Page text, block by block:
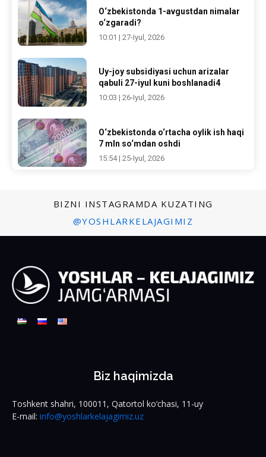
O‘zbekistonda 1-avgustdan nimalar
o‘zgaradi?
10:01 | 27-Iyul, 2026
Uy-joy subsidiyasi uchun arizalar
qabuli 27-iyul kuni boshlanadi4
10:03 | 26-Iyul, 2026
O‘zbekistonda o‘rtacha oylik ish haqi
7 mln so‘mdan oshdi
15:54 | 25-Iyul, 2026
BIZNI INSTAGRAMDA KUZATING
@YOSHLARKELAJAGIMIZ
Biz haqimizda
Toshkent shahri, 100011, Qatortol ko‘chasi, 11-uy
E-mail: info@yoshlarkelajagimiz.uz